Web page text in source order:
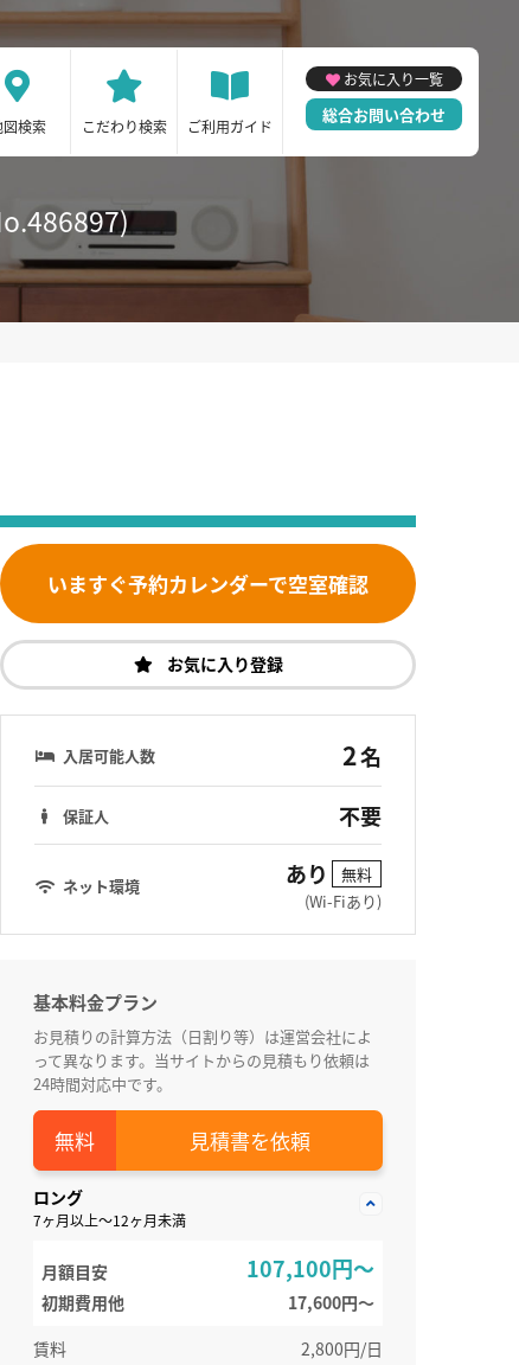
図検索 こだわり検索 ご利用ガイド
お気に入り一覧
総合お問い合わせ
いますぐ予約カレンダーで空室確認
お気に入り登録
入居可能人数 2名
保証人 不要
ネット環境 あり
無料
(Wi-Fiあり)
基本料金プラン
お見積りの計算方法（日割り等）は運営会社によ
って異なります。当サイトからの見積もり依頼は
24時間対応中です。
見積書を依頼
ロング
7ヶ月以上～12ヶ月未満
月額目安 107,100円～
初期費用他
17,600円〜
賃料
2,800円/日